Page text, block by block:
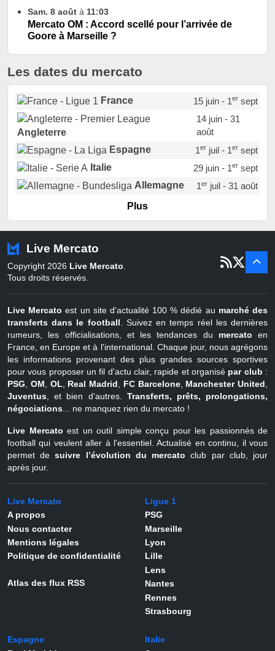
Sam. 8 août à 11:03
Mercato OM : Accord scellé pour l’arrivée de
Goore à Marseille ?
Les dates du mercato
France 15 juin - 1ersept
Angleterre
14 juin - 31
août
Espagne
1erjuil - 1ersept
Italie
29 juin - 1ersept
Allemagne
1erjuil - 31 août
Portugal
Pays-Bas
22 juin - 2 sept
Belgique
juil - 31
Plus
Live Mercato
Copyright 2026 Live Mercato
Tous droits réservés.
Live Mercato est un site d'actualité 100 % dédié au marché des
transferts dans le football . Suivez en temps réel les dernières
rumeurs, les officialisations, et les tendances du mercato en
France, en Europe et à l'international. Chaque jour, nous agrégons
les informations provenant des plus grandes sources sportives
pour vous proposer un fil d'actu clair, rapide et organisé par club :
PSG
OM OL Real Madrid FC Barcelone, Manchester United
Juventus , et bien d'autres. Transferts, prêts, prolongations,
négociations ... ne manquez rien du mercato !
Live Mercato est un outil simple conçu pour les passionnés de
football qui veulent aller à l'essentiel. Actualisé en continu, il vous
permet desuivre l’évolution du mercato club par club, jour
après jour.
Live Mercato
A propos
Nous contacter
Mentions légales
Politique de confidentialité
Atlas des flux RSS
Ligue 1
PSG
Marseille
Lyon
Lille
Lens
Nantes
Rennes
Strasbourg
Espagne
Italie